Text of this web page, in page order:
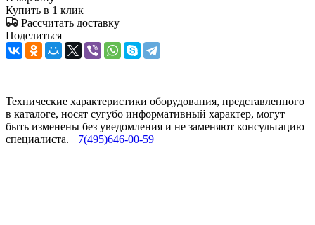
Купить в 1 клик
Рассчитать доставку
Поделиться
Технические характеристики оборудования, представленного
в каталоге, носят сугубо информативный характер, могут
быть изменены без уведомления и не заменяют консультацию
специалиста. +7(495)646-00-59